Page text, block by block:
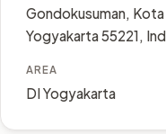
Gondokusuman,
Yogyakarta 55221,
AREA
DI Yogyakarta